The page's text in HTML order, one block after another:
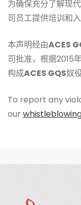
为确保充分了解现
司员工提供培训和
本声明经由ACES
司批准，根据2015
构成ACES GQS奴
To report any
our